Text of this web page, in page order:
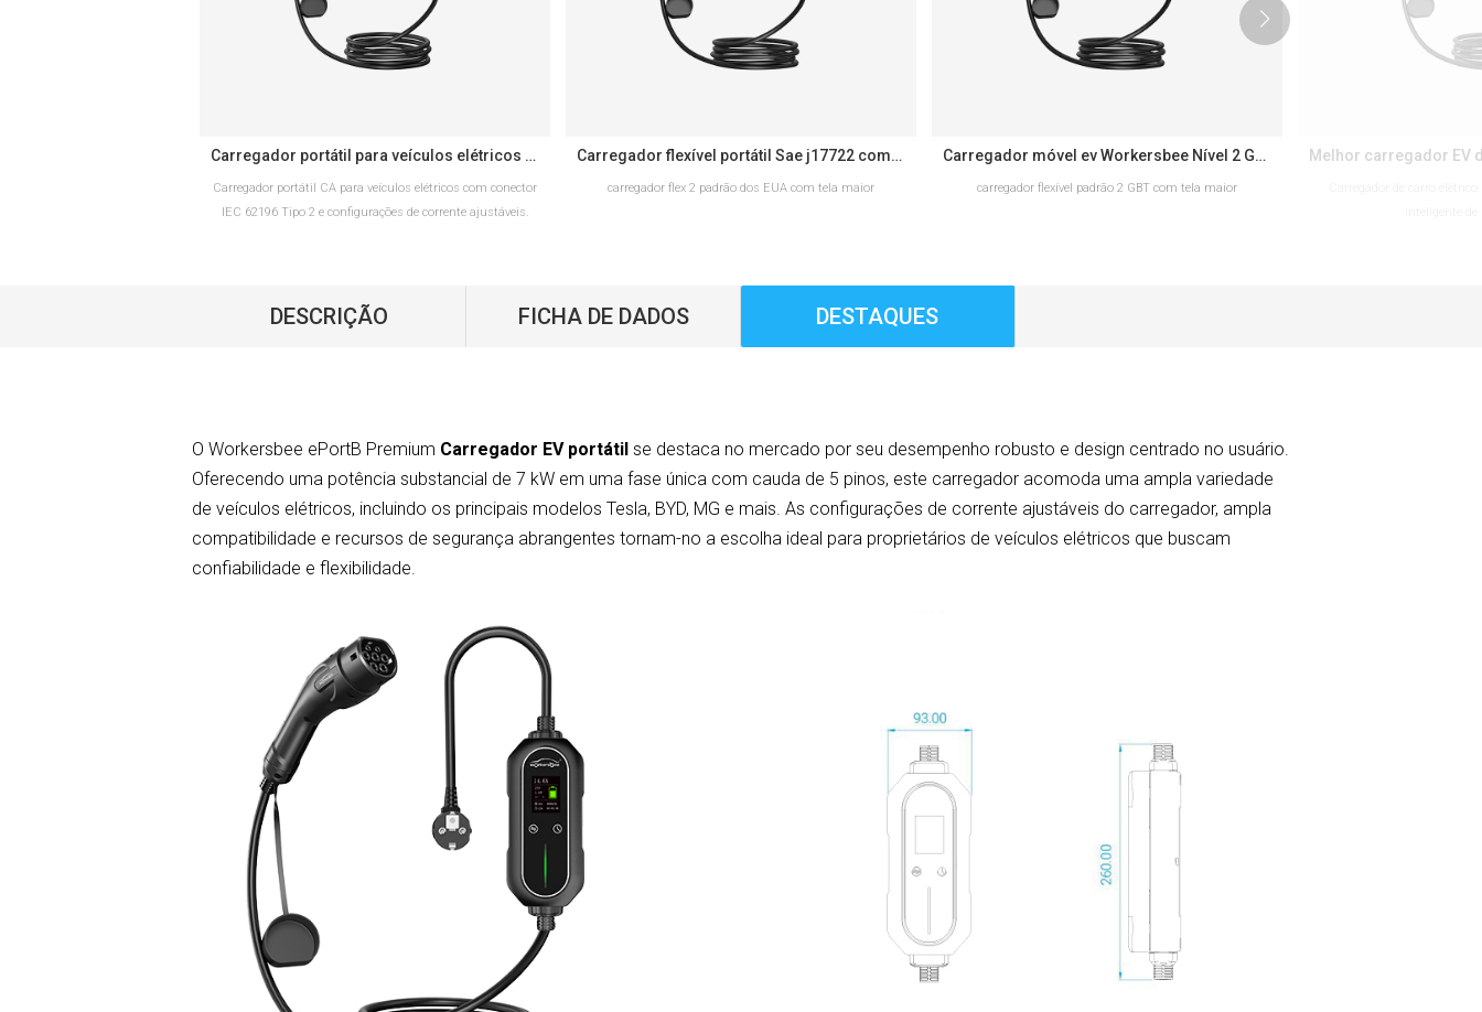
Carregador portátil para veículos elétricos Workersbee IEC 62196 Tipo 2 com corrente ajustável.
Carregador portátil CA para veículos elétricos com conector
IEC 62196 Tipo 2 e configurações de corrente ajustáveis.
LEIA MAIS
Carregador flexível portátil Sae j17722 com certificação ETL para uso doméstico
carregador flex 2 padrão dos EUA com tela maior
Carregador móvel ev Workersbee Nível 2 GBT para uso na estrada
carregador flexível padrão 2 GBT com tela maior
DESCRIÇÃO FICHA DE DADOS DESTAQUES
O Workersbee ePortB Premium Carregador EV portátil se destaca no mercado por seu desempenho robusto e design centrado no usuário.
Oferecendo uma potência substancial de 7 kW em uma fase única com cauda de 5 pinos, este carregador acomoda uma ampla variedade
de veículos elétricos, incluindo os principais modelos Tesla, BYD, MG e mais. As configurações de corrente ajustáveis do carregador, ampla
compatibilidade e recursos de segurança abrangentes tornam-no a escolha ideal para proprietários de veículos elétricos que buscam
confiabilidade e flexibilidade.